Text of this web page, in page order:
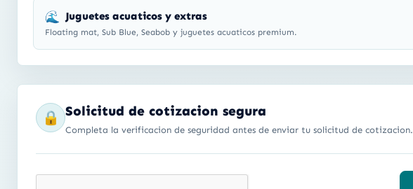
🌊 Juguetes acuaticos y extras
Floating mat, Sub Blue, Seabob y juguetes acuaticos premium.
🔒 Solicitud de cotizacion segura
Completa la verificacion de seguridad antes de enviar tu solicitud de cotizacion.